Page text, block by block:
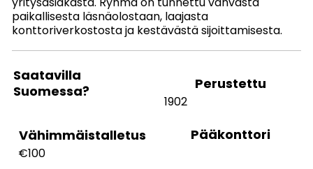
paikallisesta läsnäolostaan, laajasta
konttoriverkostosta ja kestävästä sijoittamisesta.
Saatavilla
Suomessa?
Perustettu
1902
Vähimmäistalletus
€100
Pääkonttori